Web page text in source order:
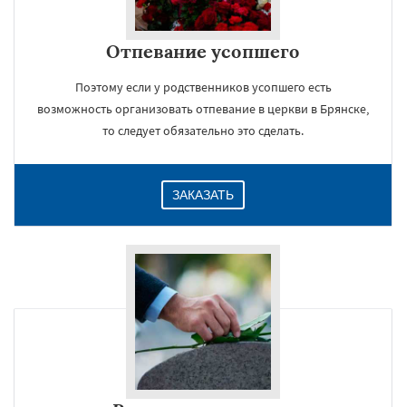
Отпевание усопшего
Поэтому если у родственников усопшего есть
возможность организовать отпевание в церкви в Брянске,
то следует обязательно это сделать.
ЗАКАЗАТЬ